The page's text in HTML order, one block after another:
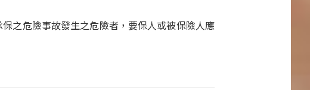
之危險事故發生之危險者，要保人或被保險人應